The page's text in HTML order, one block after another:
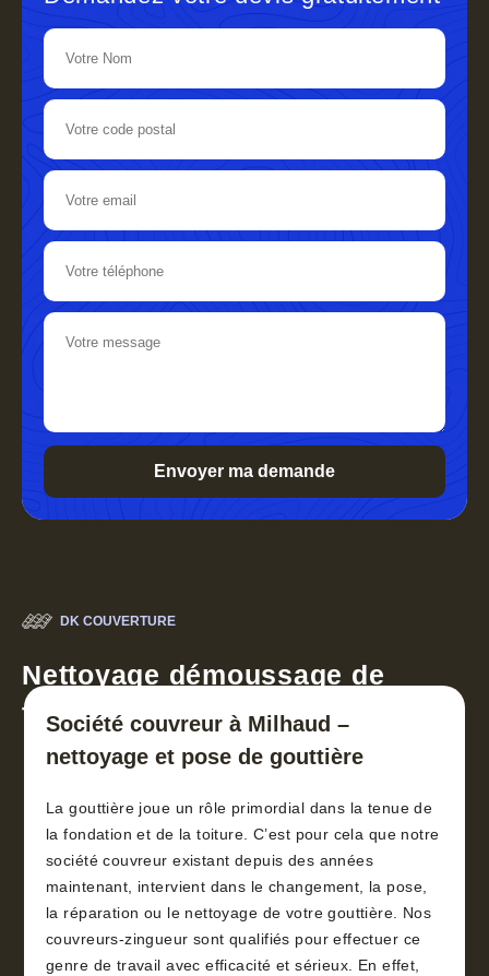
DK COUVERTURE
Nettoyage démoussage de
toiture 30
Société couvreur à Milhaud –
nettoyage et pose de gouttière
La gouttière joue un rôle primordial dans la tenue de
la fondation et de la toiture. C’est pour cela que notre
société couvreur existant depuis des années
maintenant, intervient dans le changement, la pose,
la réparation ou le nettoyage de votre gouttière. Nos
couvreurs-zingueur sont qualifiés pour effectuer ce
genre de travail avec efficacité et sérieux. En effet,